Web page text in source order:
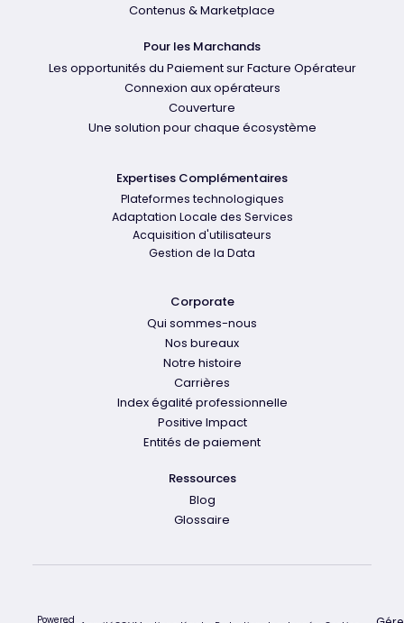
Contenus & Marketplace
Pour les Marchands
Les opportunités du Paiement sur Facture Opérateur
Connexion aux opérateurs
Couverture
Une solution pour chaque écosystème
Expertises Complémentaires
Plateformes technologiques
Adaptation Locale des Services
Acquisition d'utilisateurs
Gestion de la Data
Corporate
Qui sommes-nous
Nos bureaux
Notre histoire
Carrières
Index égalité professionnelle
Positive Impact
Entités de paiement
Ressources
Blog
Glossaire
Powered